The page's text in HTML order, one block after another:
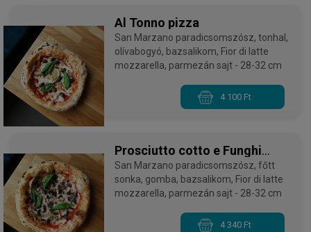
Al Tonno pizza
San Marzano paradicsomszósz, tonhal,
olívabogyó, bazsalikom, Fior di latte
mozzarella, parmezán sajt - 28-32 cm
4 100 Ft
Prosciutto cotto e Funghi
pizza
San Marzano paradicsomszósz, főtt
sonka, gomba, bazsalikom, Fior di latte
mozzarella, parmezán sajt - 28-32 cm
4 340 Ft